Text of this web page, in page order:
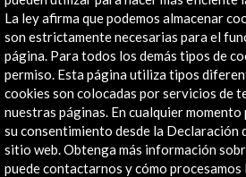
Explora
Institucional
Actividades
Programa PICE
Residencias
Noticias
La ley afirma que podemos almacenar
son estrictamente necesarias para el
página. Para todos los demás tipos de
permiso. Esta página utiliza tipos
cookies son colocadas por servicios de
nuestras páginas. En cualquier
su consentimiento desde la Declaración
sitio web. Obtenga más información
puede contactarnos y cómo